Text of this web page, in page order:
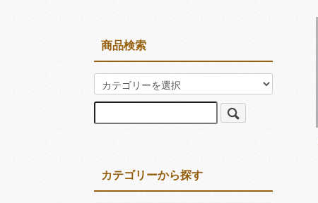
商品検索
カテゴリーから探す